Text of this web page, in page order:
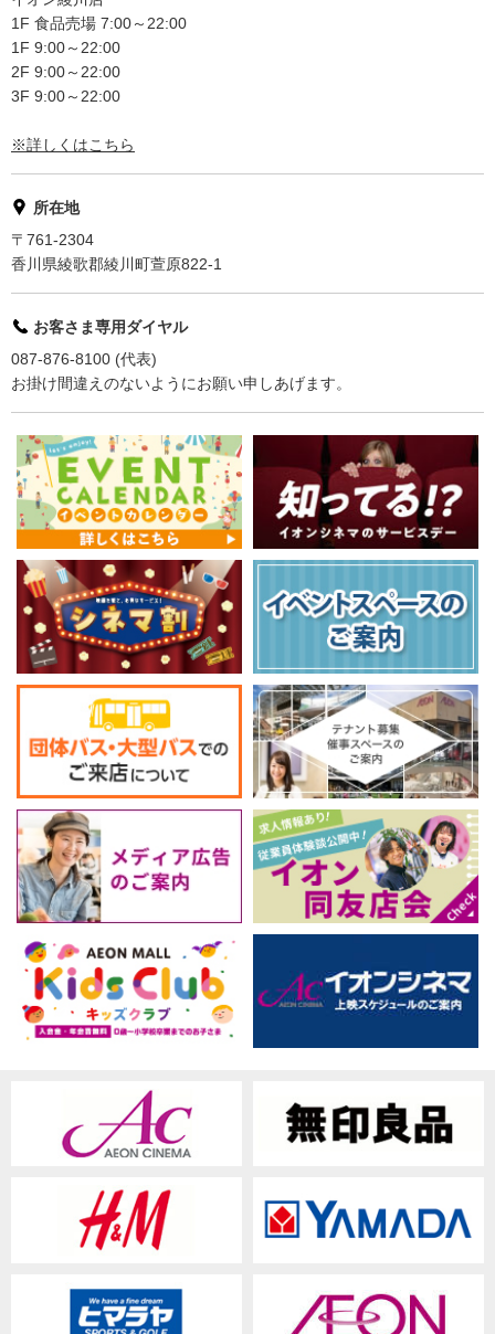
1F 食品売場 7:00～22:00
1F 9:00～22:00
2F 9:00～22:00
3F 9:00～22:00
※詳しくはこちら
所在地
〒761-2304
香川県綾歌郡綾川町萱原822-1
お客さま専用ダイヤル
087-876-8100 (代表)
お掛け間違えのないようにお願い申しあげます。